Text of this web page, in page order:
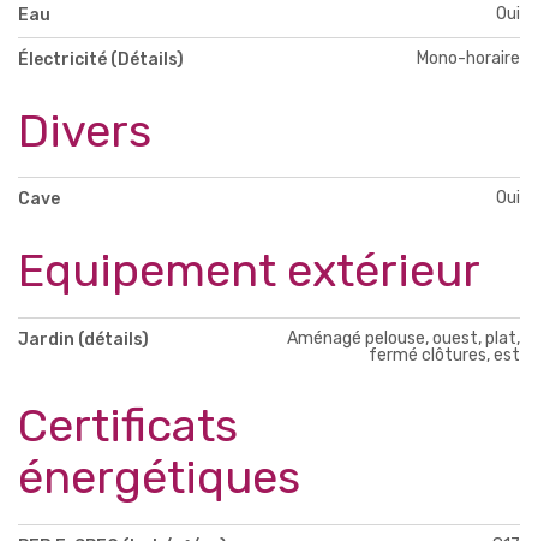
Eau Oui
Électricité (Détails) Mono-horaire
Divers
Cave Oui
Equipement extérieur
Jardin (détails)
Aménagé pelouse, ouest, plat,
fermé clôtures, est
Certificats
énergétiques